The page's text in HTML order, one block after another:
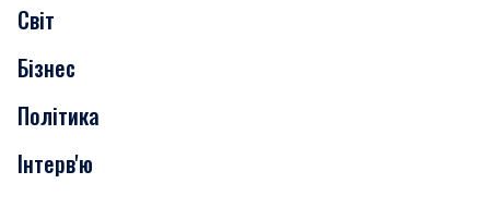
Нерухомість
Транспорт
Світ
Бізнес
Політика
Інтерв'ю